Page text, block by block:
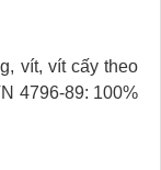
vít, vít cấy theo
4796-89: 100%